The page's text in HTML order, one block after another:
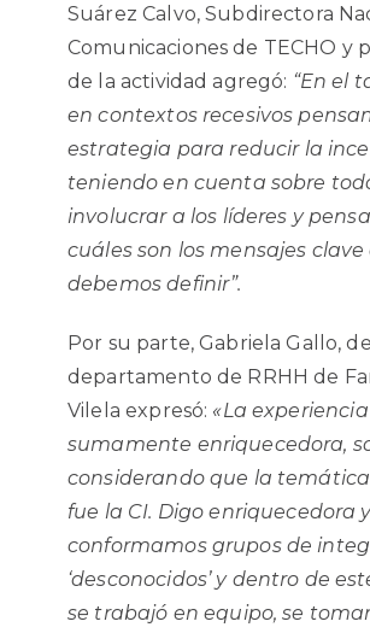
Suárez Calvo, Subdirectora
Comunicaciones de TECHO y
de la actividad agregó: “En el
en contextos recesivos
estrategia para reducir la
teniendo en cuenta sobre
involucrar a los líderes y
cuáles son los mensajes clave
debemos definir”.
Por su parte, Gabriela Gallo, del
departamento de RRHH de
Vilela expresó: «La
sumamente enriquecedora,
considerando que la
fue la CI. Digo enriquecedora
conformamos grupos de
‘desconocidos’ y dentro de
se trabajó en equipo, se